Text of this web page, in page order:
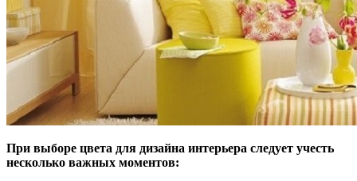
При выборе цвета для дизайна интерьера следует учесть
несколько важных моментов: